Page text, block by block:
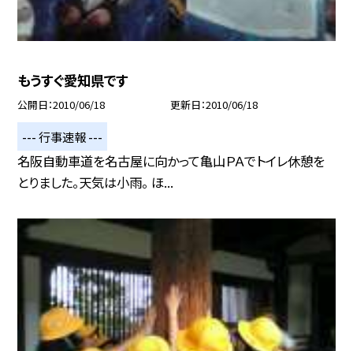
もうすぐ愛知県です
公開日 2010/06/18 更新日 2010/06/18
--- 行事速報 ---
名阪自動車道を名古屋に向かって亀山ＰＡでトイレ休憩を
とりました。天気は小雨。 ほ...